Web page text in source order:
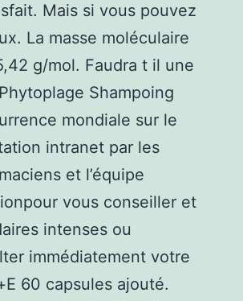
Mais si vous pouvez
La masse moléculaire
g/mol. Faudra t il une
Shampoing
mondiale sur le
intranet par les
et l’équipe
vous conseiller et
intenses ou
immédiatement votre
60 capsules ajouté.